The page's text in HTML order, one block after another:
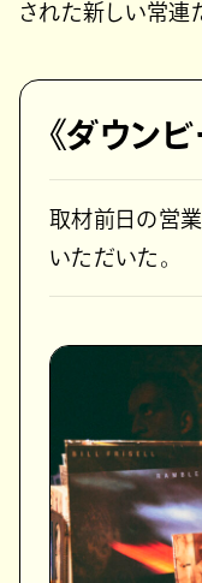
された新しい常連
《ダウン
取材前日の営
いただいた。